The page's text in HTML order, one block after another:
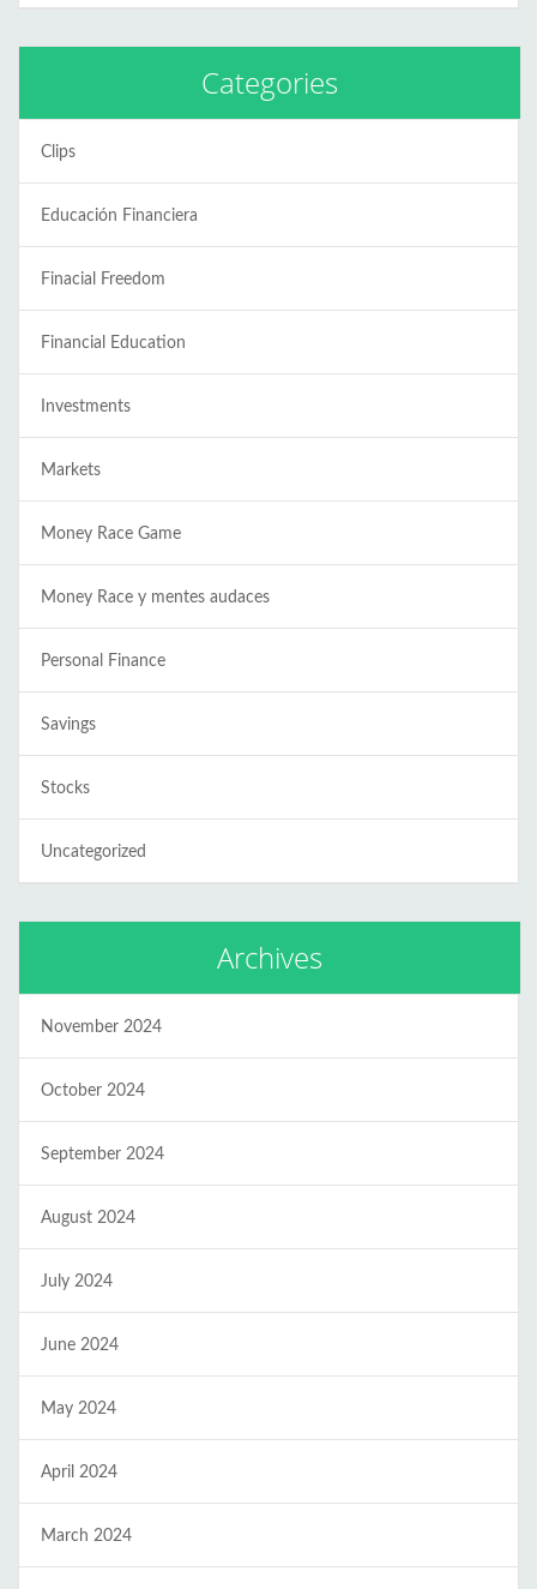
Categories
Clips
Educación Financiera
Finacial Freedom
Financial Education
Investments
Markets
Money Race Game
Money Race y mentes audaces
Personal Finance
Savings
Stocks
Uncategorized
Archives
November 2024
October 2024
September 2024
August 2024
July 2024
June 2024
May 2024
April 2024
March 2024